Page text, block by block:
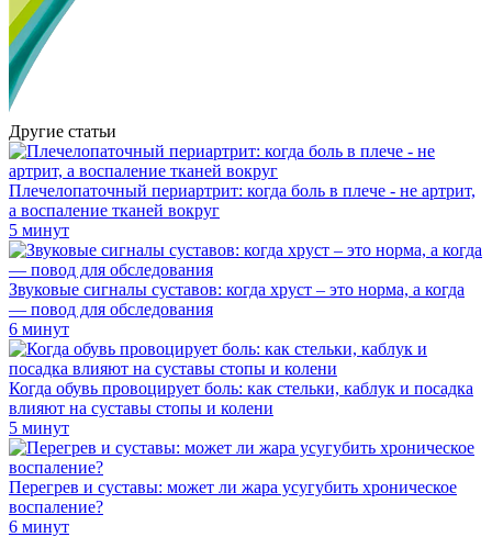
Другие статьи
Плечелопаточный периартрит: когда боль в плече - не артрит,
а воспаление тканей вокруг
5 минут
Звуковые сигналы суставов: когда хруст – это норма, а когда
— повод для обследования
6 минут
Когда обувь провоцирует боль: как стельки, каблук и посадка
влияют на суставы стопы и колени
5 минут
Перегрев и суставы: может ли жара усугубить хроническое
воспаление?
6 минут